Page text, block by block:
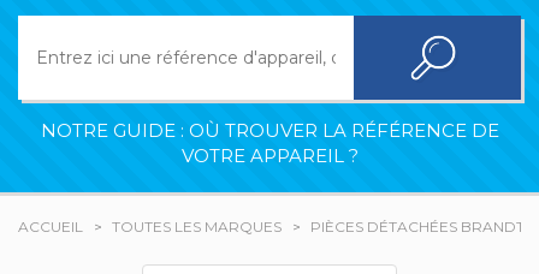
NOTRE GUIDE : OÙ TROUVER LA RÉFÉRENCE DE
VOTRE APPAREIL ?
ACCUEIL TOUTES LES MARQUES PIÈCES DÉTACHÉES BRANDT